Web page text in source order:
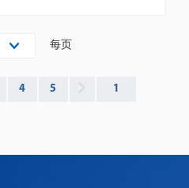
每页
4 5